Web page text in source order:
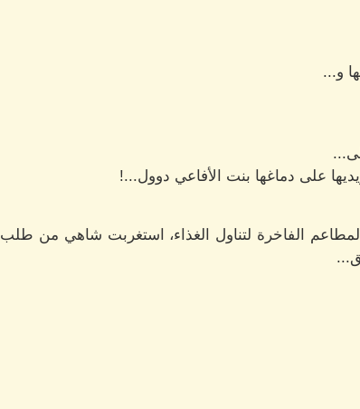
و...
على دماغها بنت الأفاعي دوول...!
الفاخرة لتناول الغذاء، استغربت شاهي من طلب